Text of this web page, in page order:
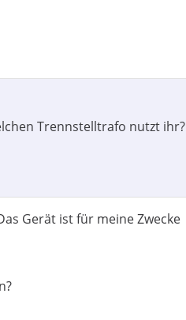
Trennstelltrafo nutzt ihr?
Gerät ist für meine Zwecke